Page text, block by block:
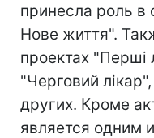
принесла роль в
Нове життя".
проектах "Перші
"Черговий
других. Кроме
является одним